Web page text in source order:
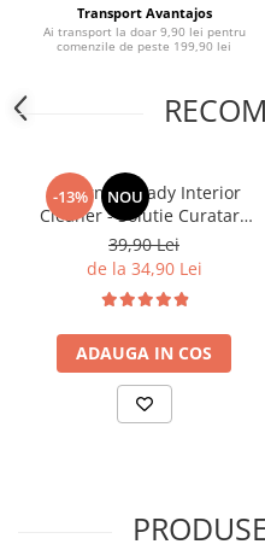
Transport Avantajos
Ai transport la doar 9,90 lei pentru
comenzile de peste 199,90 lei
-13% NOU
Deturner Ready Interior
Cleaner - Solutie Curatare
Interior cu pH Neutru si
Efect Antibacterian 250ml
39,90 Lei
de la 34,90 Lei
ADAUGA IN COS